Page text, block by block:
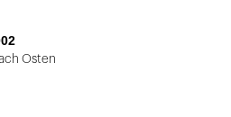
Osten